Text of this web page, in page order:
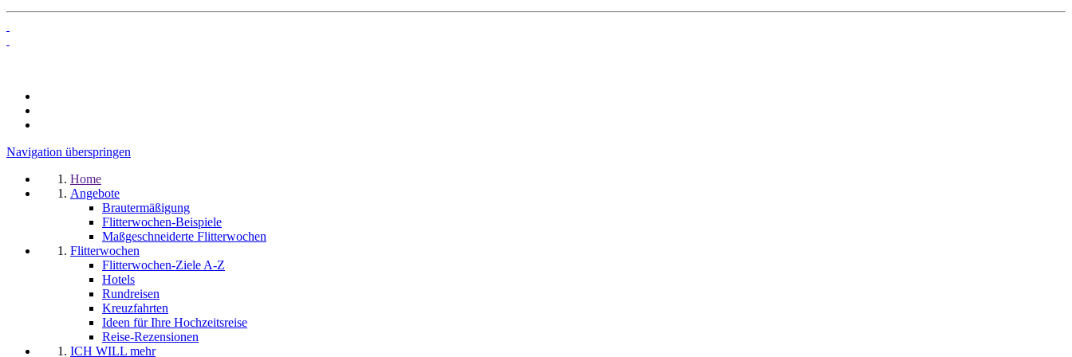
Navigation überspringen
Home
Angebote
Brautermäßigung
Flitterwochen-Beispiele
Maßgeschneiderte Flitterwochen
Flitterwochen
Flitterwochen-Ziele A-Z
Hotels
Rundreisen
Kreuzfahrten
Ideen für Ihre Hochzeitsreise
Reise-Rezensionen
ICH WILL mehr